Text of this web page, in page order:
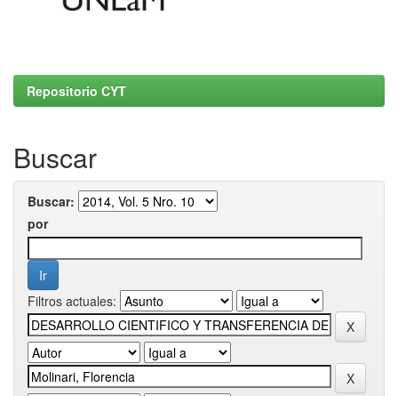
Repositorio CYT
Buscar
Buscar:
por
Filtros actuales: